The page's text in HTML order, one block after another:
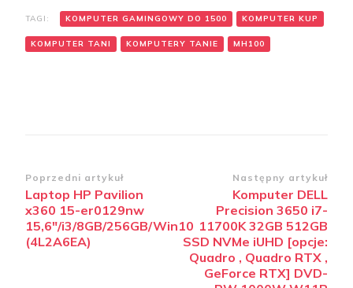
TAGI: KOMPUTER GAMINGOWY DO 1500 KOMPUTER KUP
KOMPUTER TANI KOMPUTERY TANIE MH100
Zobacz
wpisy
Poprzedni artykuł
Laptop HP Pavilion
x360 15-er0129nw
15,6″/i3/8GB/256GB/Win10
(4L2A6EA)
Następny artykuł
Komputer DELL
Precision 3650 i7-
11700K 32GB 512GB
SSD NVMe iUHD [opcje:
Quadro , Quadro RTX ,
GeForce RTX] DVD-